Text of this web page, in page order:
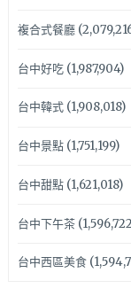
複合式餐廳
台中好吃(1,987,904)
台中韓式(1,908,018)
台中景點(1,751,199)
台中甜點(1,621,018)
台中下午茶
台中西區美食